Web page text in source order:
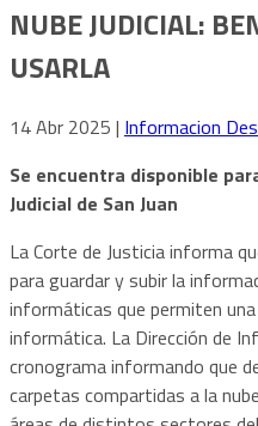
NUBE JUDICIAL:
USARLA
14 Abr 2025 | Informacion
Se encuentra disponible
Judicial de San Juan
La Corte de Justicia informa
para guardar y subir la
informáticas que permiten
informática. La Dirección de
cronograma informando que
carpetas compartidas a la